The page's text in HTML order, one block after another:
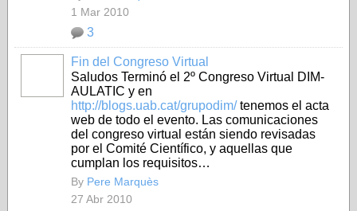
1 Mar 2010
3
Fin del Congreso Virtual
Saludos Terminó el 2º Congreso Virtual DIM-
AULATIC y en
http://blogs.uab.cat/grupodim/tenemos el acta
web de todo el evento. Las comunicaciones
del congreso virtual están siendo revisadas
por el Comité Científico, y aquellas que
cumplan los requisitos…
By Pere Marquès
27 Abr 2010